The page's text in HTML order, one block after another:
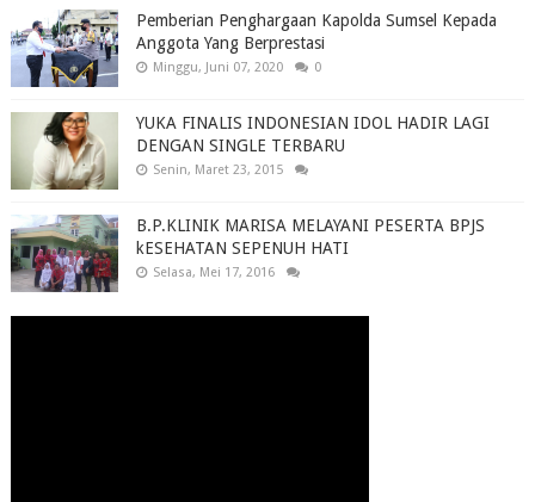
Pemberian Penghargaan Kapolda Sumsel Kepada
Anggota Yang Berprestasi
Minggu, Juni 07, 2020 0
YUKA FINALIS INDONESIAN IDOL HADIR LAGI
DENGAN SINGLE TERBARU
Senin, Maret 23, 2015
B.P.KLINIK MARISA MELAYANI PESERTA BPJS
kESEHATAN SEPENUH HATI
Selasa, Mei 17, 2016